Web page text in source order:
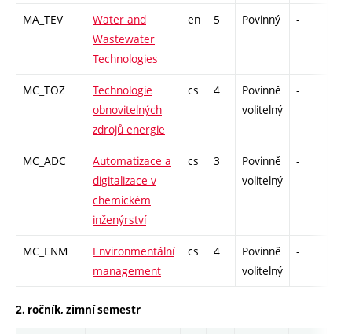
MA_TEV
Water and
Wastewater
Technologies
en 5 Povinný -
MC_TOZ
Technologie
obnovitelných
zdrojů energie
cs 4
Povinně
volitelný
-
MC_ADC
Automatizace a
digitalizace v
chemickém
inženýrství
cs 3
Povinně
volitelný
-
MC_ENM
Environmentální
management
cs 4
Povinně
volitelný
-
2. ročník, zimní semestr